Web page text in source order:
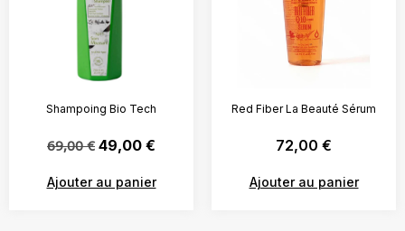
Shampoing Bio Tech
69,00€ 49,00 €
Ajouter au panier
Red Fiber La Beauté Sérum
72,00 €
Ajouter au panier